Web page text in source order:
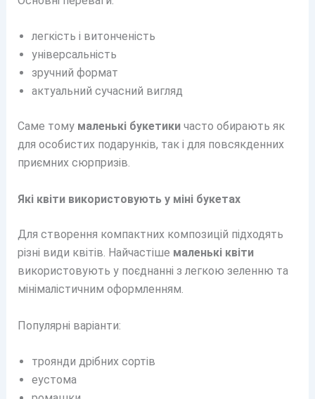
легкість і витонченість
універсальність
зручний формат
актуальний сучасний вигляд
Саме тому маленькі букетикичасто обирають як
для особистих подарунків, так і для повсякденних
приємних сюрпризів.
Які квіти використовують у міні букетах
Для створення компактних композицій підходять
різні види квітів. Найчастіше маленькі квіти
використовують у поєднанні з легкою зеленню та
мінімалістичним оформленням.
Популярні варіанти:
троянди дрібних сортів
еустома